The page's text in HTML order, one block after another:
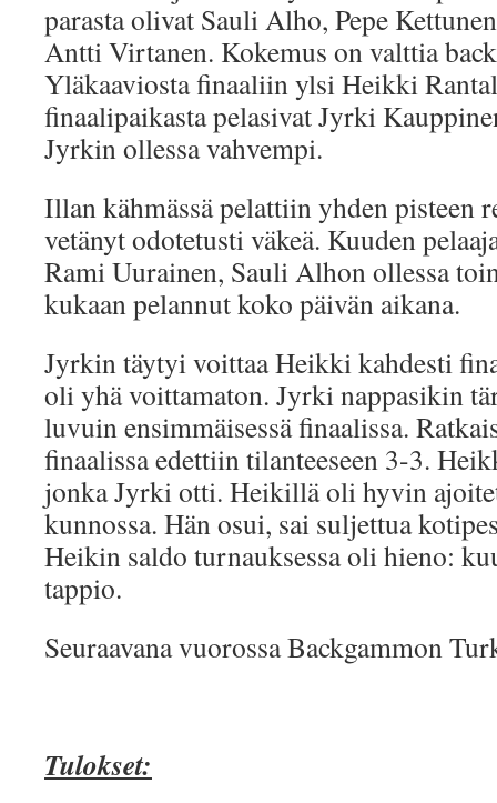
parasta olivat Sauli Alho, Pepe
Antti Virtanen. Kokemus on valttia
Yläkaaviosta finaaliin ylsi Heikki
finaalipaikasta pelasivat Jyrki
Jyrkin ollessa vahvempi.
Illan kähmässä pelattiin yhden pisteen
vetänyt odotetusti väkeä. Kuuden
Rami Uurainen, Sauli Alhon ollessa
kukaan pelannut koko päivän aikana.
Jyrkin täytyi voittaa Heikki kahdesti
oli yhä voittamaton. Jyrki nappasikin
luvuin ensimmäisessä finaalissa.
finaalissa edettiin tilanteeseen 3-3.
jonka Jyrki otti. Heikillä oli hyvin
kunnossa. Hän osui, sai suljettua
Heikin saldo turnauksessa oli hieno:
tappio.
Seuraavana vuorossa Backgammon
Tulokset: